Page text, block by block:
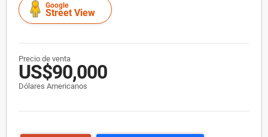
Google
Street View
Precio de venta
US$90,000
Dólares Americanos